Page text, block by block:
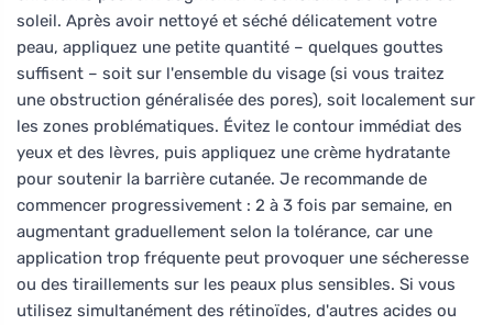
soleil. Après avoir nettoyé et séché délicatement votre
peau, appliquez une petite quantité – quelques gouttes
suffisent – soit sur l'ensemble du visage (si vous traitez
une obstruction généralisée des pores), soit localement sur
les zones problématiques. Évitez le contour immédiat des
yeux et des lèvres, puis appliquez une crème hydratante
pour soutenir la barrière cutanée. Je recommande de
commencer progressivement : 2 à 3 fois par semaine, en
augmentant graduellement selon la tolérance, car une
application trop fréquente peut provoquer une sécheresse
ou des tiraillements sur les peaux plus sensibles. Si vous
utilisez simultanément des rétinoïdes, d'autres acides ou